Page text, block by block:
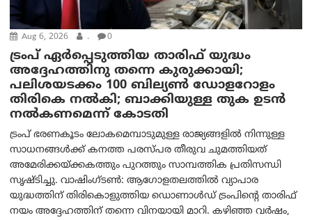
Aug 6, 2026 . 0
ട്രംപ് ഏര്‍പ്പെടുത്തിയ താരിഫ് യുദ്ധം
അദ്ദേഹത്തിനു തന്നെ കുരുക്കായി;
പലിശയടക്കം 100 ബില്യണ്‍ ഡോളറോളം
തിരികെ നല്‍കി; ബാക്കിയുള്ള തുക ഉടന്‍
നല്‍കണമെന്ന് കോടതി
ട്രംപ് ഭരണകൂടം ലോകമെമ്പാടുമുള്ള രാജ്യങ്ങളിൽ നിന്നുള്ള
സാധനങ്ങൾക്ക് കനത്ത പരസ്പര തീരുവ ചുമത്തിയത്
അമേരിക്കയ്ക്കകത്തും പുറത്തും സാമ്പത്തിക പ്രതിസന്ധി
സൃഷ്ടിച്ചു. വാഷിംഗ്ടണ്‍: ആഗോളതലത്തിൽ വ്യാപാര
യുദ്ധത്തിന് തിരികൊളുത്തിയ ഡൊണാൾഡ് ട്രംപിന്റെ താരിഫ്
നയം അദ്ദേഹത്തിന് തന്നെ വിനയായി മാറി. കഴിഞ്ഞ വർഷം,